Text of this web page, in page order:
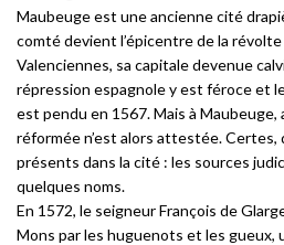
Maubeuge est une ancienne cité
comté devient l’épicentre de la révolte
Valenciennes, sa capitale devenue
répression espagnole y est féroce et
est pendu en 1567. Mais à
réformée n’est alors attestée.
présents dans la cité : les sources
quelques noms.
En 1572, le seigneur François de
Mons par les huguenots et les gueux,